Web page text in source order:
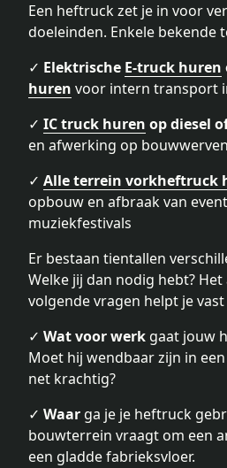
Een heftruck zet je in voor
doeleinden. Enkele bekende
✓ Elektrische E-truck huren
huren voor intern transport
✓ IC truck huren op diesel
en afwerking op bouwwerven
✓ Alle terrein vorkheftruck
opbouw en afbraak van
muziekfestivals
Er bestaan tientallen
Welke jij dan nodig hebt?
volgende vragen helpt je
✓ Wat voor werk gaat jouw
Moet hij wendbaar zijn in
net krachtig?
✓ Waar ga je je heftruck
bouwterrein vraagt om een
een gladde fabrieksvloer.